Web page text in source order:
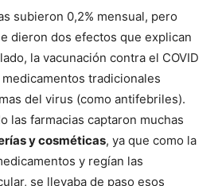
subieron 0,2% mensual, pero
dieron dos efectos que explican
la vacunación contra el COVID
tradicionales
del virus (como antifebriles).
las farmacias captaron muchas
y cosméticas, ya que como la
y regían las
se llevaba de paso esos